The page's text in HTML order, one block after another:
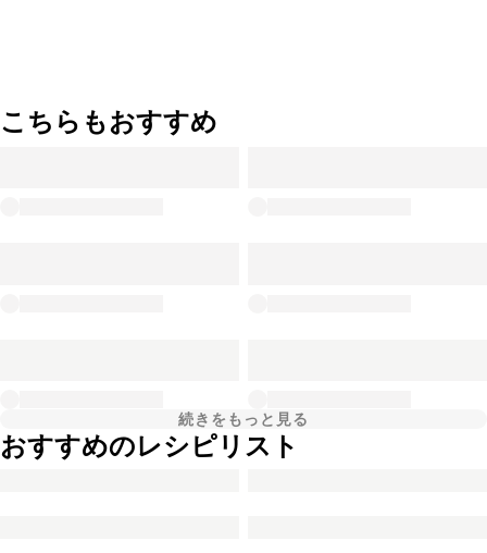
こちらもおすすめ
続きをもっと見る
おすすめのレシピリスト